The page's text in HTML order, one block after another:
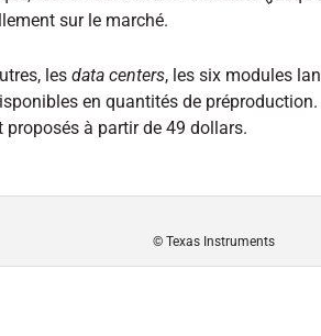
sur le marché.
les data centers, les six modules
en quantités de
proposés à partir de 49 dollars.
© Texas Instruments